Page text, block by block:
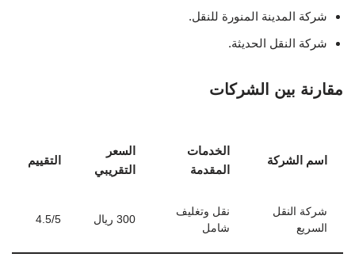
مقارنة بين الشركات
اسم الشركة
المقدمة
شامل
المنورة للنقل
للأثاث الثقيل